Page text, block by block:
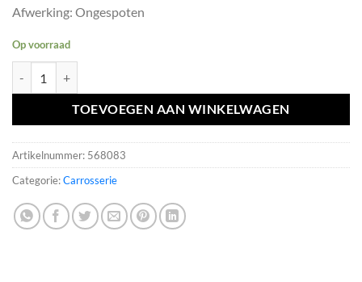
Afwerking: Ongespoten
Op voorraad
TOEVOEGEN AAN WINKELWAGEN
Artikelnummer: 568083
Categorie:Carrosserie